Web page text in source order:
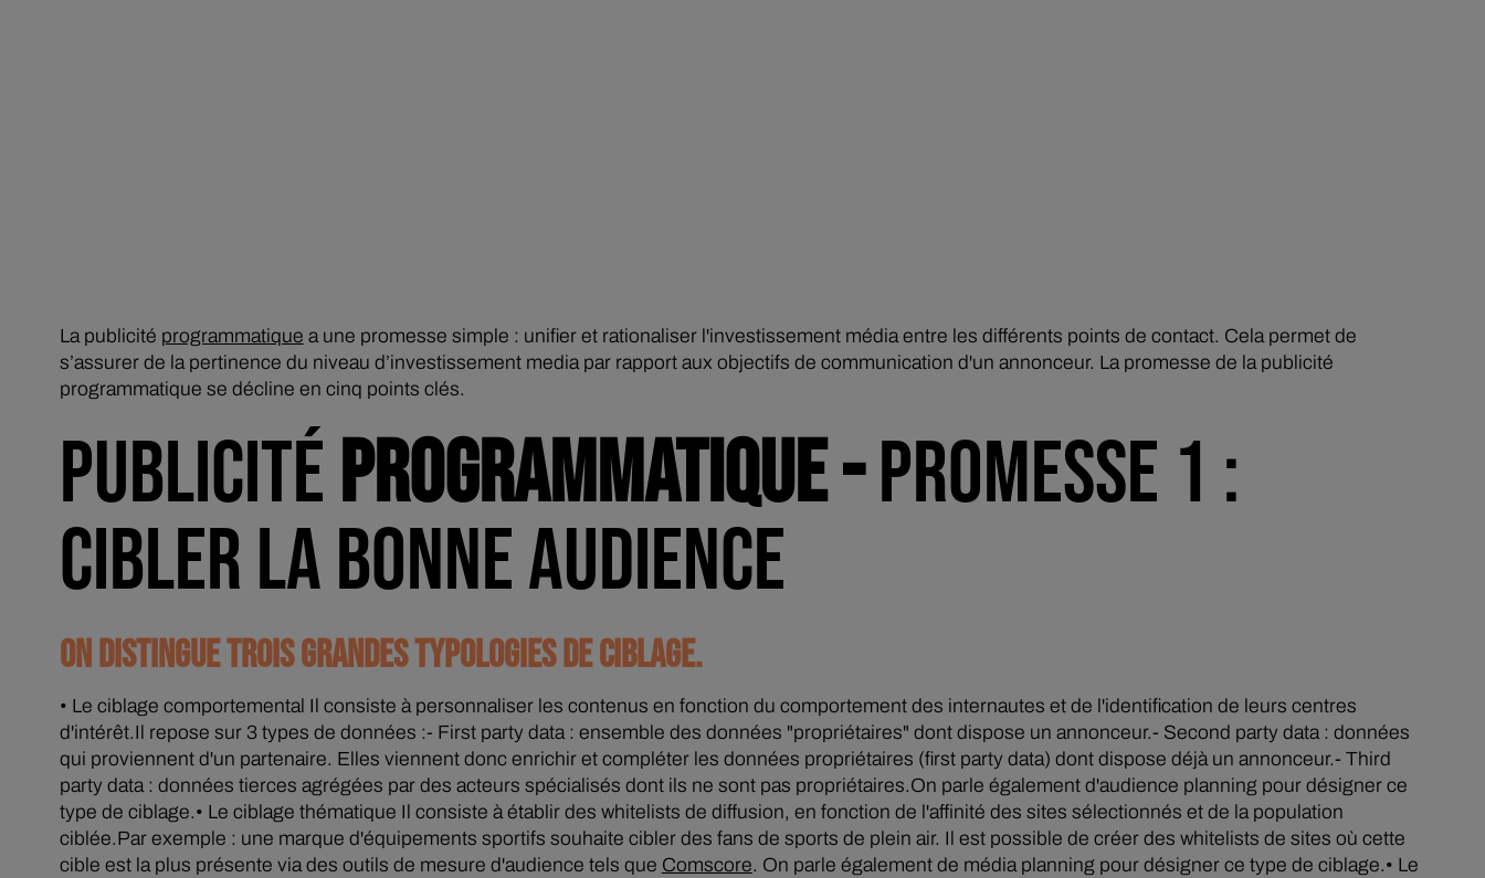
La publicité programmatique a une promesse simple : unifier et rationaliser l'investissement média entre les différents points de contact. Cela permet de
s’assurer de la pertinence du niveau d’investissement media par rapport aux objectifs de communication d'un annonceur. La promesse de la publicité
programmatique se décline en cinq points clés.
PUBLICITÉPROGRAMMATIQUE -PROMESSE 1 :
CIBLER LA BONNE AUDIENCE
ON DISTINGUE TROIS GRANDES TYPOLOGIES DE CIBLAGE.
• Le ciblage comportemental Il consiste à personnaliser les contenus en fonction du comportement des internautes et de l'identification de leurs centres
d'intérêt.Il repose sur 3 types de données :- First party data : ensemble des données "propriétaires" dont dispose un annonceur.- Second party data : données
qui proviennent d'un partenaire. Elles viennent donc enrichir et compléter les données propriétaires (first party data) dont dispose déjà un annonceur.- Third
party data : données tierces agrégées par des acteurs spécialisés dont ils ne sont pas propriétaires.On parle également d'audience planning pour désigner ce
type de ciblage.• Le ciblage thématique Il consiste à établir des whitelists de diffusion, en fonction de l'affinité des sites sélectionnés et de la population
ciblée.Par exemple : une marque d'équipements sportifs souhaite cibler des fans de sports de plein air. Il est possible de créer des whitelists de sites où cette
cible est la plus présente via des outils de mesure d'audience tels que Comscore. On parle également de média planning pour désigner ce type de ciblage.• Le